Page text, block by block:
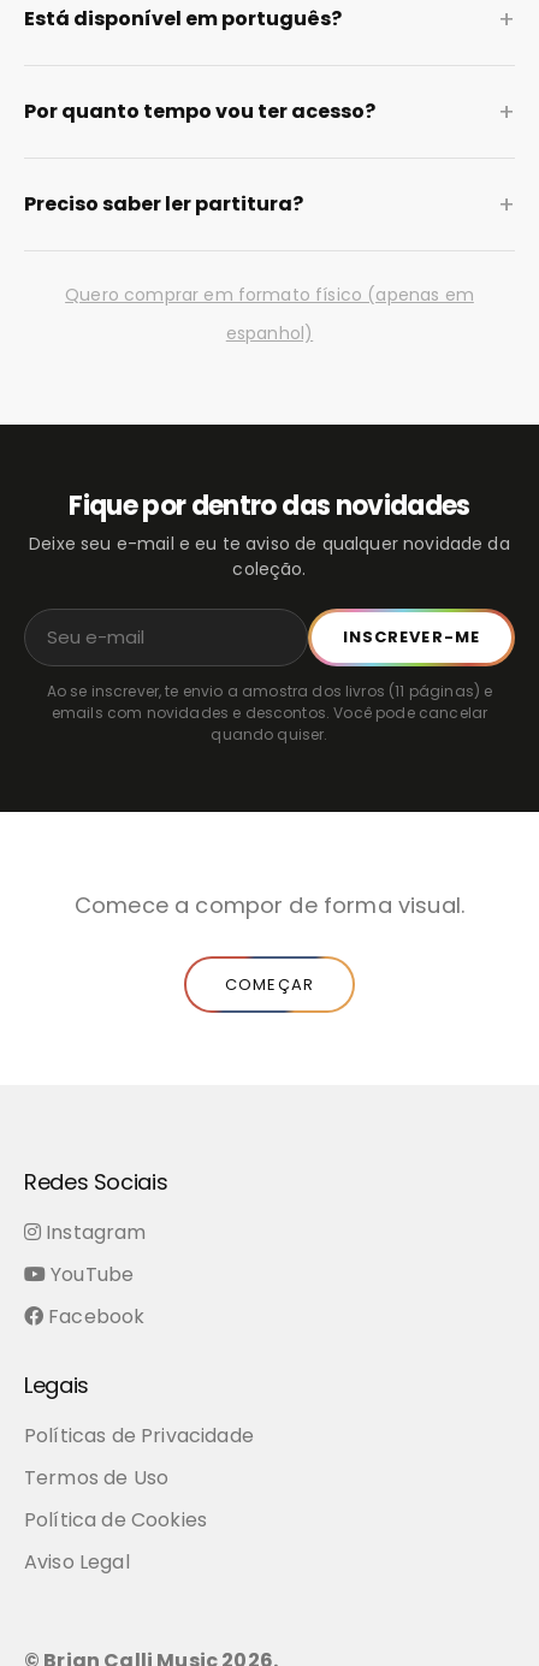
Está disponível em português? +
Por quanto tempo vou ter acesso? +
Preciso saber ler partitura? +
Quero comprar em formato físico (apenas em
espanhol)
Fique por dentro das novidades
Deixe seu e-mail e eu te aviso de qualquer novidade da
coleção.
INSCREVER-ME
Ao se inscrever, te envio a amostra dos livros (11 páginas) e
emails com novidades e descontos. Você pode cancelar
quando quiser.
Comece a compor de forma visual.
COMEÇAR
Redes Sociais
Instagram
YouTube
Facebook
Legais
Políticas de Privacidade
Termos de Uso
Política de Cookies
Aviso Legal
© Brian Calli Music2026.